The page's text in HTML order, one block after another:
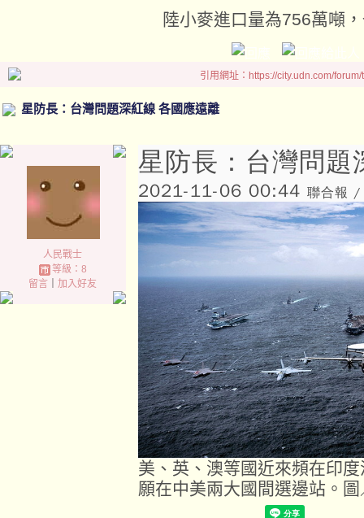
陸小麥進口量為756萬噸
引用網址：https://city.udn.com/
星防長：台灣問題深紅線 各國應遠離
人民戰士
等級：8
留言 ｜加入好友
星防長：台灣問
2021-11-06 00:44 聯合報 /
美、英、澳等國近來頻在印
願在中美兩大國間選邊站。